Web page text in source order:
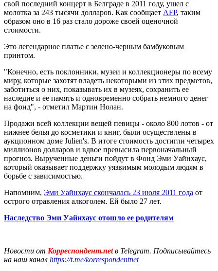
свой последний концерт в Белграде в 2011 году, ушел с
молотка за 243 тысячи долларов. Как сообщает AFP, таким
образом оно в 16 раз стало дороже своей оценочной
стоимости.
Это легендарное платье с зелено-черным бамбуковым
принтом.
"Конечно, есть поклонники, музеи и коллекционеры по всему
миру, которые захотят владеть некоторыми из этих предметов,
заботиться о них, показывать их в музеях, сохранить ее
наследие и ее память и одновременно собрать немного денег
на фонд", - отметил Мартин Нолан.
Продажи всей коллекции вещей певицы - около 800 лотов - от
нижнее белья до косметики и книг, были осуществлены в
аукционном доме Julien's. В итоге стоимость достигли четырех
миллионов долларов и вдвое превысила первоначальный
прогноз. Вырученные деньги пойдут в Фонд Эми Уайнхаус,
который оказывает поддержку уязвимым молодым людям в
борьбе с зависимостью.
Напомним, Эми Уайнхаус скончалась 23 июля 2011 года от
острого отравления алкоголем. Ей было 27 лет.
Наследство Эми Уайнхаус отошло ее родителям
Новости от Корреспондент.netв Telegram. Подписывайтесь
на наш канал https://t.me/korrespondentnet